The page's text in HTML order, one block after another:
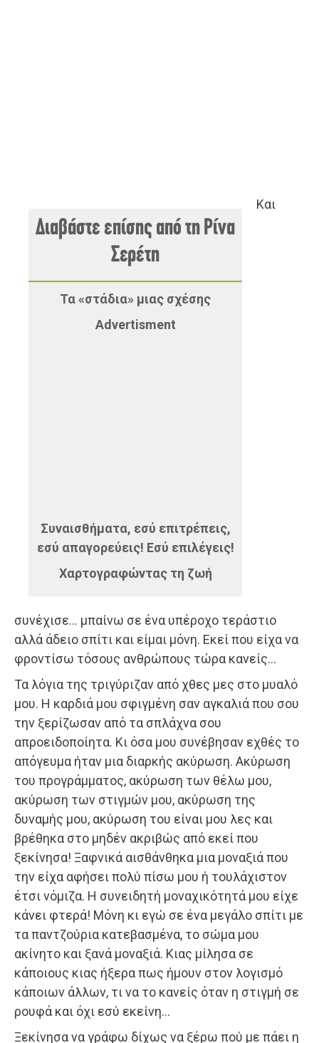
Διαβάστε επίσης από τη Ρίνα
Σερέτη
Τα «στάδια» μιας σχέσης
Advertisment
Συναισθήματα, εσύ επιτρέπεις,
εσύ απαγορεύεις! Εσύ επιλέγεις!
Χαρτογραφώντας τη ζωή
Και
συνέχισε… μπαίνω σε ένα υπέροχο τεράστιο
αλλά άδειο σπίτι και είμαι μόνη. Εκεί που είχα να
φροντίσω τόσους ανθρώπους τώρα κανείς…
Τα λόγια της τριγύριζαν από χθες μες στο μυαλό
μου. Η καρδιά μου σφιγμένη σαν αγκαλιά που σου
την ξερίζωσαν από τα σπλάχνα σου
απροειδοποίητα. Κι όσα μου συνέβησαν εχθές το
απόγευμα ήταν μια διαρκής ακύρωση. Ακύρωση
του προγράμματος, ακύρωση των θέλω μου,
ακύρωση των στιγμών μου, ακύρωση της
δυναμής μου, ακύρωση του είναι μου λες και
βρέθηκα στο μηδέν ακριβώς από εκεί που
ξεκίνησα! Ξαφνικά αισθάνθηκα μια μοναξιά που
την είχα αφήσει πολύ πίσω μου ή τουλάχιστον
έτσι νόμιζα. Η συνειδητή μοναχικότητά μου είχε
κάνει φτερά! Μόνη κι εγώ σε ένα μεγάλο σπίτι με
τα παντζούρια κατεβασμένα, το σώμα μου
ακίνητο και ξανά μοναξιά. Κιας μίλησα σε
κάποιους κιας ήξερα πως ήμουν στον λογισμό
κάποιων άλλων, τι να το κανείς όταν η στιγμή σε
ρουφά και όχι εσύ εκείνη…
Ξεκίνησα να γράφω δίχως να ξέρω πού με πάει η